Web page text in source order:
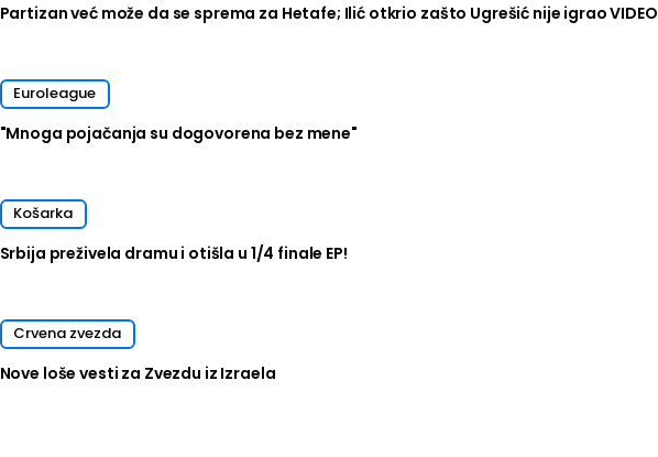
Partizan već može da se sprema za Hetafe; Ilić otkrio zašto Ugrešić nije igrao VIDEO
Euroleague
"Mnoga pojačanja su dogovorena bez mene"
Košarka
Srbija preživela dramu i otišla u 1/4 finale EP!
Crvena zvezda
Nove loše vesti za Zvezdu iz Izraela